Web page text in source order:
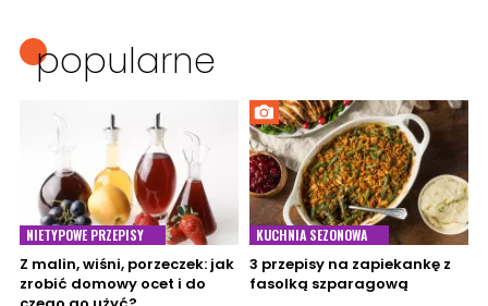
popularne
NIETYPOWE PRZEPISY
Z malin, wiśni, porzeczek: jak
zrobić domowy ocet i do
KUCHNIA SEZONOWA
3 przepisy na zapiekankę z
fasolką szparagową